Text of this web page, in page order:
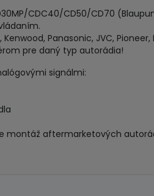
CDC40/CD50/CD70
Panasonic, JVC, Pioneer,
pre daný typ autorádia!
signálmi:
montáž aftermarketových